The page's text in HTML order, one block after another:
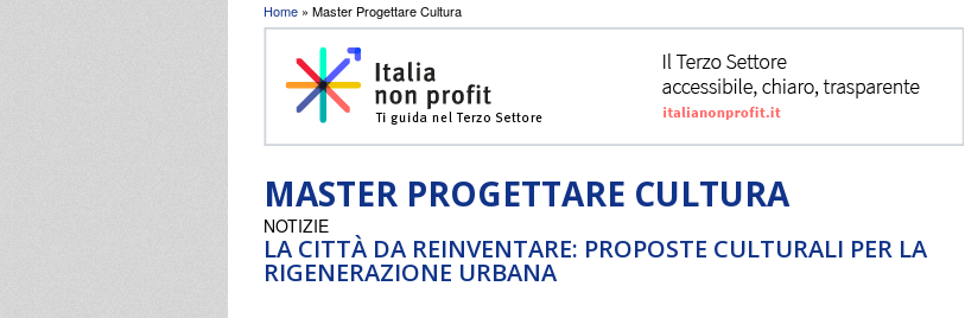
Tu sei qui
Home » Master Progettare Cultura
MASTER PROGETTARE CULTURA
LA CITTÀ DA REINVENTARE: PROPOSTE CULTURALI PER LA
RIGENERAZIONE URBANA
NOTIZIE